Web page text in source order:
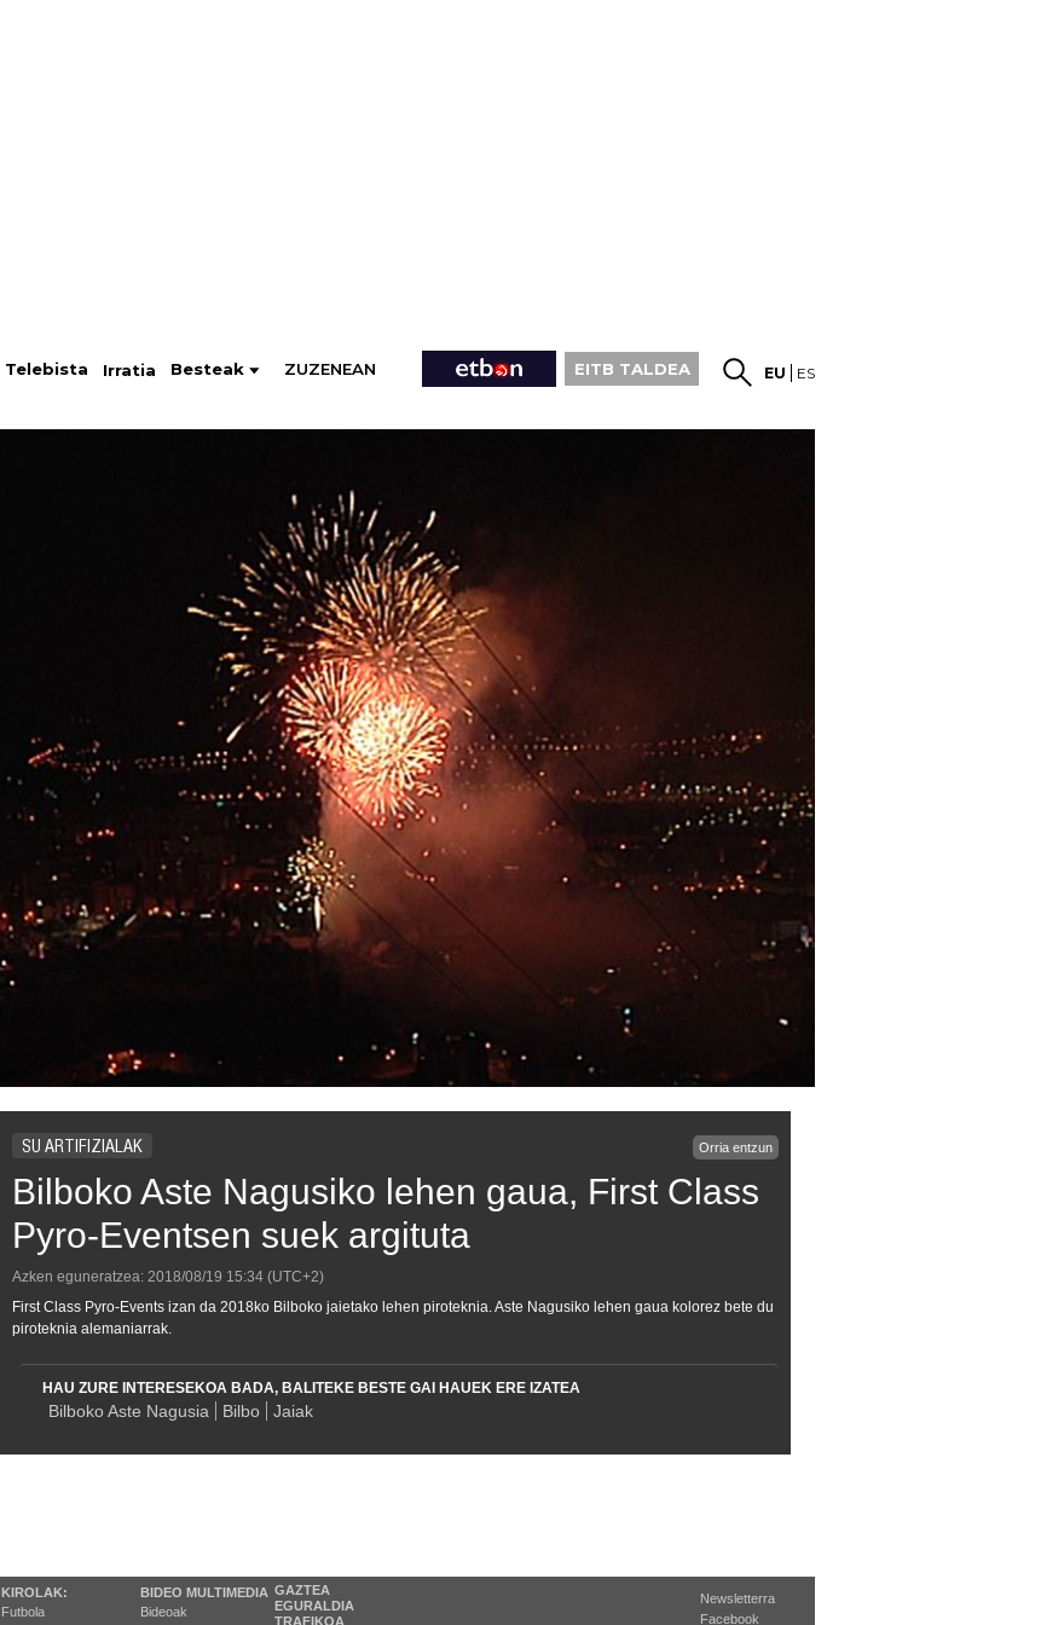
Telebista Irratia Besteak ZUZENEAN EITB TALDEA EU ES
SU ARTIFIZIALAK Orria entzun
Bilboko Aste Nagusiko lehen gaua, First Class
Pyro-Eventsen suek argituta
Azken eguneratzea: 2018/08/19 15:34 (UTC+2)
First Class Pyro-Events izan da 2018ko Bilboko jaietako lehen piroteknia. Aste Nagusiko lehen gaua kolorez bete du
piroteknia alemaniarrak.
HAU ZURE INTERESEKOA BADA, BALITEKE BESTE GAI HAUEK ERE IZATEA
Bilboko Aste Nagusia Bilbo Jaiak
KIROLAK:
Futbola
BIDEO MULTIMEDIA
Bideoak
GAZTEA
EGURALDIA
TRAFIKOA
Newsletterra
Facebook